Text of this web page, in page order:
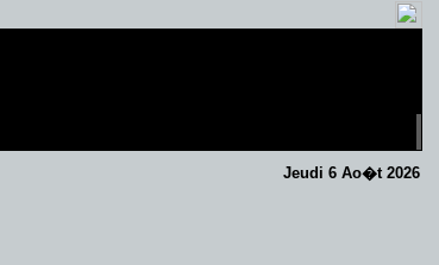
Jeudi 6 Ao�t 2026